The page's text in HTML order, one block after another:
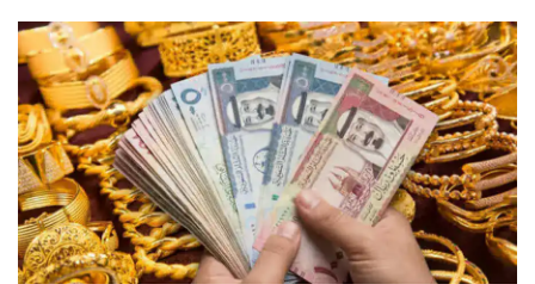
صحة ولياقة
أطباق من المطابخ العربية
سياحة وسفر
منوعات عامة
جاليري الفن التشكيلي